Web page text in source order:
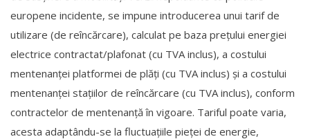
europene incidente, se impune introducerea unui tarif de
utilizare (de reîncărcare), calculat pe baza prețului energiei
electrice contractat/plafonat (cu TVA inclus), a costului
mentenanței platformei de plăți (cu TVA inclus) și a costului
mentenanței stațiilor de reîncărcare (cu TVA inclus), conform
contractelor de mentenanță în vigoare. Tariful poate varia,
acesta adaptându-se la fluctuațiile pieței de energie,